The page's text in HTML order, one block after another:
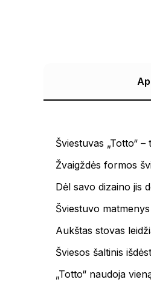
Šviestuvas „Totto“ –
Žvaigždės formos
Dėl savo dizaino jis
Šviestuvo
Aukštas stovas
Šviesos šaltinis
„Totto“ naudoja